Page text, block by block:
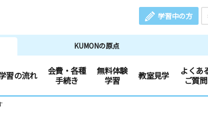
学習中の方
KUMONの原点
習の流れ
会費・各種
手続き
無料体験
学習
教室見学
よくあ
ご質問